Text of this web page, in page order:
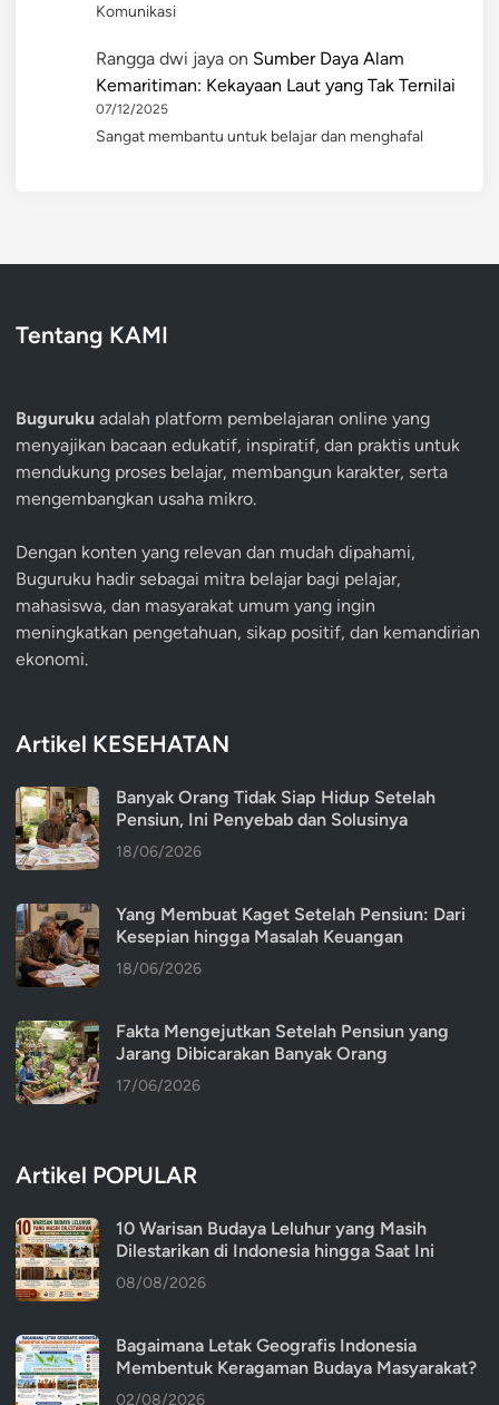
Komunikasi
Rangga dwi jaya on Sumber Daya Alam
Kemaritiman: Kekayaan Laut yang Tak Ternilai
07/12/2025
Sangat membantu untuk belajar dan menghafal
Tentang KAMI
Buguruku adalah platform pembelajaran online yang
menyajikan bacaan edukatif, inspiratif, dan praktis untuk
mendukung proses belajar, membangun karakter, serta
mengembangkan usaha mikro.
Dengan konten yang relevan dan mudah dipahami,
Buguruku hadir sebagai mitra belajar bagi pelajar,
mahasiswa, dan masyarakat umum yang ingin
meningkatkan pengetahuan, sikap positif, dan kemandirian
ekonomi.
Artikel KESEHATAN
Banyak Orang Tidak Siap Hidup Setelah
Pensiun, Ini Penyebab dan Solusinya
18/06/2026
Yang Membuat Kaget Setelah Pensiun: Dari
Kesepian hingga Masalah Keuangan
18/06/2026
Fakta Mengejutkan Setelah Pensiun yang
Jarang Dibicarakan Banyak Orang
17/06/2026
Artikel POPULAR
10 Warisan Budaya Leluhur yang Masih
Dilestarikan di Indonesia hingga Saat Ini
08/08/2026
Bagaimana Letak Geografis Indonesia
Membentuk Keragaman Budaya Masyarakat?
02/08/2026